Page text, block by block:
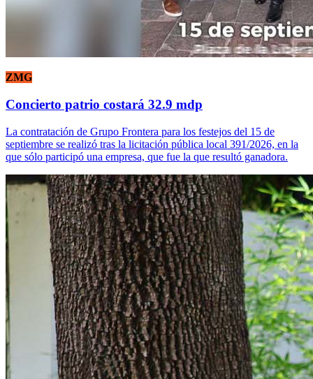
ZMG
Concierto patrio costará 32.9 mdp
La contratación de Grupo Frontera para los festejos del 15 de
septiembre se realizó tras la licitación pública local 391/2026, en la
que sólo participó una empresa, que fue la que resultó ganadora.